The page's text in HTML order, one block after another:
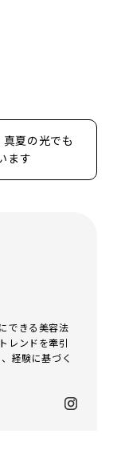
夏の光でも
ます
できる美容法
レンドを牽引
経験に基づく